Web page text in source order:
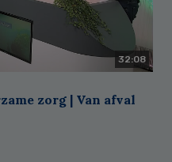
32:08
zorg | Van afval